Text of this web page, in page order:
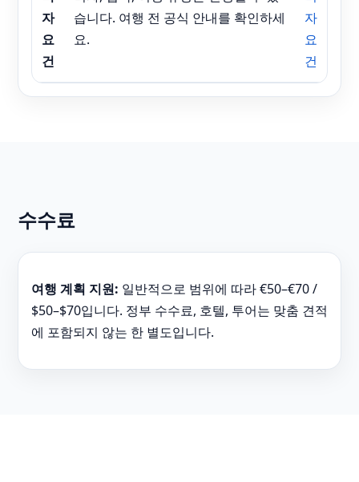
자
요
건
습니다. 여행 전 공식 안내를 확인하세
요.
자
요
건
수수료
여행 계획 지원: 일반적으로 범위에 따라 €50–€70 /
$50–$70입니다. 정부 수수료, 호텔, 투어는 맞춤 견적
에 포함되지 않는 한 별도입니다.